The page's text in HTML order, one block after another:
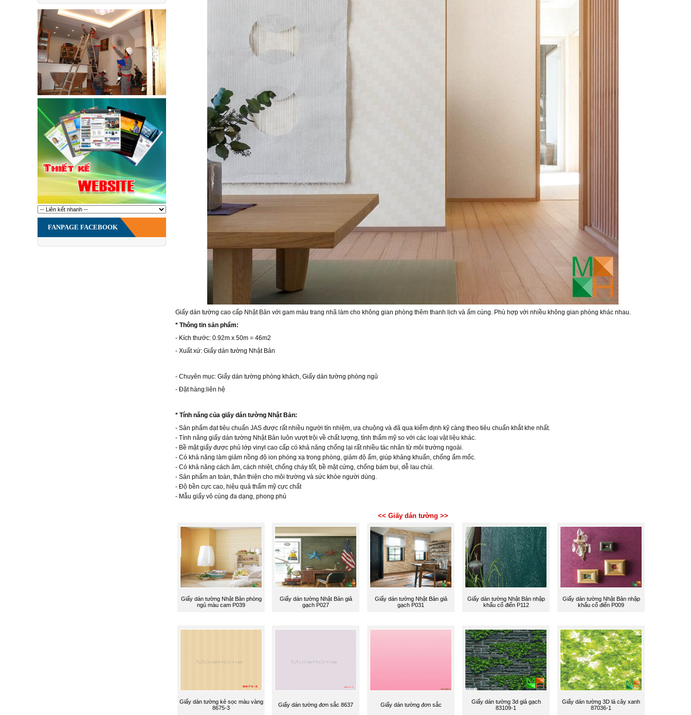
FANPAGE FACEBOOK
Giấy dán tường cao cấp Nhật Bản với gam màu trang nhã làm cho không gian phòng thêm thanh lịch và ấm cúng. Phù hợp với nhiều không gian phòng khác nhau.
* Thông tin sản phẩm:
- Kích thước: 0.92m x 50m = 46m2
- Xuất xứ: Giấy dán tường Nhật Bản
- Chuyên mục: Giấy dán tường phòng khách, Giấy dán tường phòng ngủ
- Đặt hàng:liên hệ
* Tính năng của giấy dán tường Nhật Bản:
- Sản phẩm đạt tiêu chuẩn JAS được rất nhiều người tín nhiệm, ưa chuộng và đã qua kiểm định kỹ càng theo tiêu chuẩn khắt khe nhất.
- Tính năng giấy dán tường Nhật Bản luôn vượt trội về chất lượng, tính thẩm mỹ so với các loại vật liệu khác.
- Bề mặt giấy được phủ lớp vinyl cao cấp có khả năng chống lại rất nhiều tác nhân từ môi trường ngoài.
- Có khả năng làm giảm nồng độ ion phóng xạ trong phòng, giảm độ ẩm, giúp khảng khuẩn, chống ẩm mốc.
- Có khả năng cách âm, cách nhiệt, chống cháy tốt, bề mặt cứng, chống bám bụi, dễ lau chùi.
- Sản phẩm an toàn, thân thiện cho môi trường và sức khỏe người dùng.
- Độ bền cực cao, hiệu quả thẩm mỹ cực chất
- Mẫu giấy vô cùng đa dạng, phong phú
<< Giấy dán tường >>
Giấy dán tường Nhật Bản phòng
ngủ màu cam P039
Giấy dán tường Nhật Bản giả
gạch P027
Giấy dán tường Nhật Bản giả
gạch P031
Giấy dán tường Nhật Bản nhập
khẩu cổ điển P112
Giấy dán tường Nhật Bản nhập
khẩu cổ điển P009
Giấy dán tường kẻ sọc màu vàng
8675-3
Giấy dán tường đơn sắc 8637 Giấy dán tường đơn sắc
Giấy dán tường 3d giả gạch
83109-1
Giấy dán tường 3D lá cây xanh
87036-1